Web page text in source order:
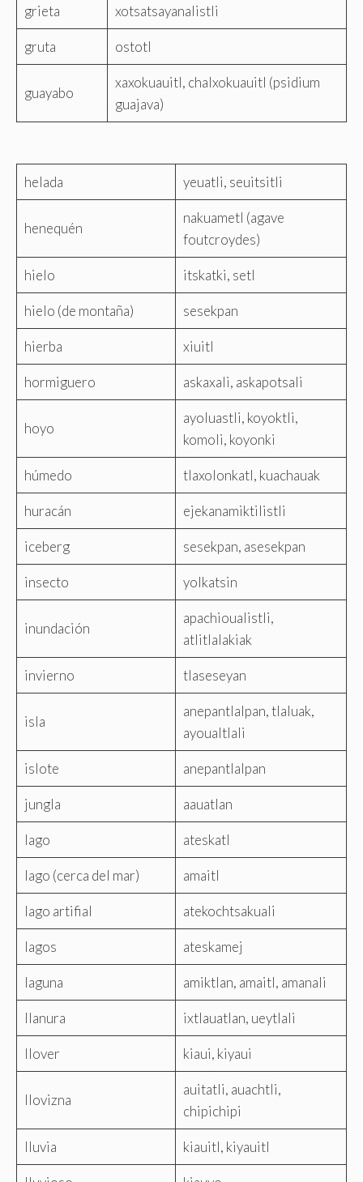
grieta xotsatsayanalistli
gruta ostotl
guayabo
xaxokuauitl, chalxokuauitl (psidium
guajava)
helada yeuatli, seuitsitli
henequén
nakuametl (agave
foutcroydes)
hielo itskatki, setl
hielo (de montaña) sesekpan
hierba xiuitl
hormiguero askaxali, askapotsali
hoyo
ayoluastli, koyoktli,
komoli, koyonki
húmedo tlaxolonkatl, kuachauak
huracán ejekanamiktilistli
iceberg sesekpan, asesekpan
insecto yolkatsin
inundación
apachioualistli,
atlitlalakiak
invierno tlaseseyan
isla
anepantlalpan, tlaluak,
ayoualtlali
islote anepantlalpan
jungla aauatlan
lago ateskatl
lago (cerca del mar) amaitl
lago artifial atekochtsakuali
lagos ateskamej
laguna amiktlan, amaitl, amanali
llanura ixtlauatlan, ueytlali
llover kiaui, kiyaui
llovizna
auitatli, auachtli,
chipichipi
lluvia kiauitl, kiyauitl